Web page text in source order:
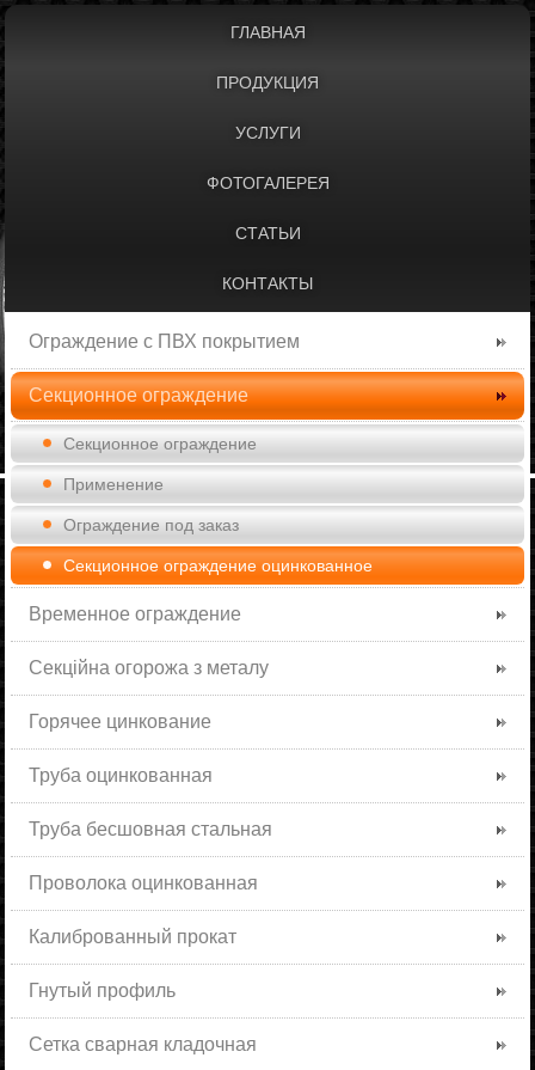
ГЛАВНАЯ
ПРОДУКЦИЯ
УСЛУГИ
ФОТОГАЛЕРЕЯ
СТАТЬИ
КОНТАКТЫ
Ограждение с ПВХ покрытием
Секционное ограждение
Секционное ограждение
Применение
Ограждение под заказ
Секционное ограждение оцинкованное
Временное ограждение
Секційна огорожа з металу
Горячее цинкование
Труба оцинкованная
Труба бесшовная стальная
Проволока оцинкованная
Калиброванный прокат
Гнутый профиль
Сетка сварная кладочная